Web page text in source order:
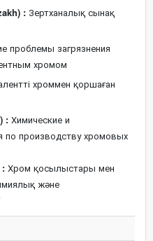
: Зертханалық сынақ
проблемы загрязнения
хромом
хроммен қоршаған
: Химические и
по производству хромовых
: Хром қосылыстары мен
және